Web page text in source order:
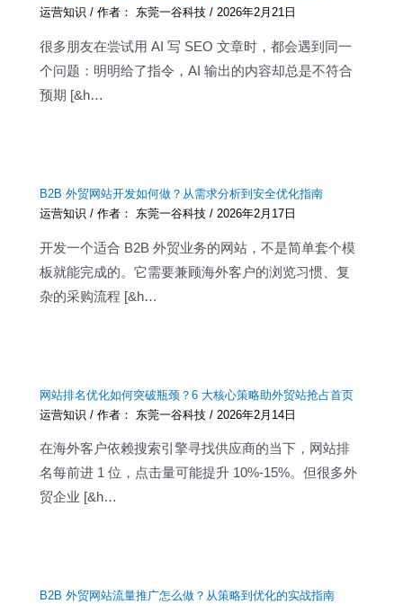
运营知识 / 作者： 东莞一谷科技/2026年2月21日
很多朋友在尝试用 AI 写 SEO 文章时，都会遇到同一
个问题：明明给了指令，AI 输出的内容却总是不符合
预期 [&h…
B2B 外贸网站开发如何做？从需求分析到安全优化指南
运营知识 / 作者： 东莞一谷科技/2026年2月17日
开发一个适合 B2B 外贸业务的网站，不是简单套个模
板就能完成的。它需要兼顾海外客户的浏览习惯、复
杂的采购流程 [&h…
网站排名优化如何突破瓶颈？6 大核心策略助外贸站抢占首页
运营知识 / 作者： 东莞一谷科技/ 2026年2月14日
在海外客户依赖搜索引擎寻找供应商的当下，网站排
名每前进 1 位，点击量可能提升 10%-15%。但很多外
贸企业 [&h…
B2B 外贸网站流量推广怎么做？从策略到优化的实战指南